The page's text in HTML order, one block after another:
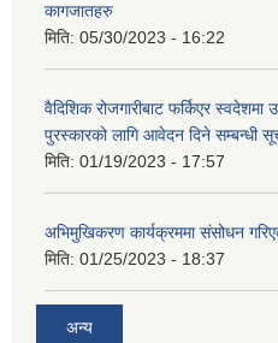
कागजातहरु
मिति: 05/30/2023 - 16:22
वैदिशिक रोजगारीबाट फर्किएर स्वदेशमा
पुरस्कारको लागि आवेदन दिने सम्बन्धी
मिति: 01/19/2023 - 17:57
अभिमुखिकरण कार्यक्रममा संसोधन
मिति: 01/25/2023 - 18:37
अन्य